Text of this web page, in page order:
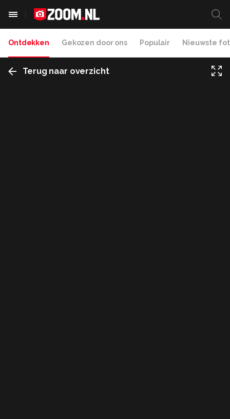
Ontdekken Gekozen door ons Populair Nieuwste
Terug naar overzicht